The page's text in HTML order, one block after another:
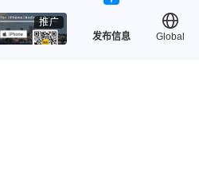
推广
发布信息 Global